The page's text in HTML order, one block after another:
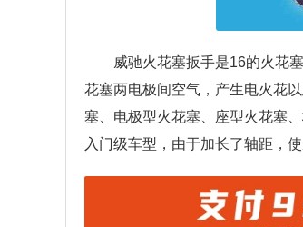
威驰火花塞扳手是16的火花
花塞两电极间空气，产生电火花
塞、电极型火花塞、座型火花塞
入门级车型，由于加长了轴距，